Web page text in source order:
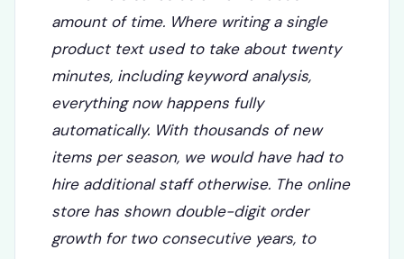
Fozzels saves us a tremendous
amount of time. Where writing a single
product text used to take about twenty
minutes, including keyword analysis,
everything now happens fully
automatically. With thousands of new
items per season, we would have had to
hire additional staff otherwise. The online
store has shown double-digit order